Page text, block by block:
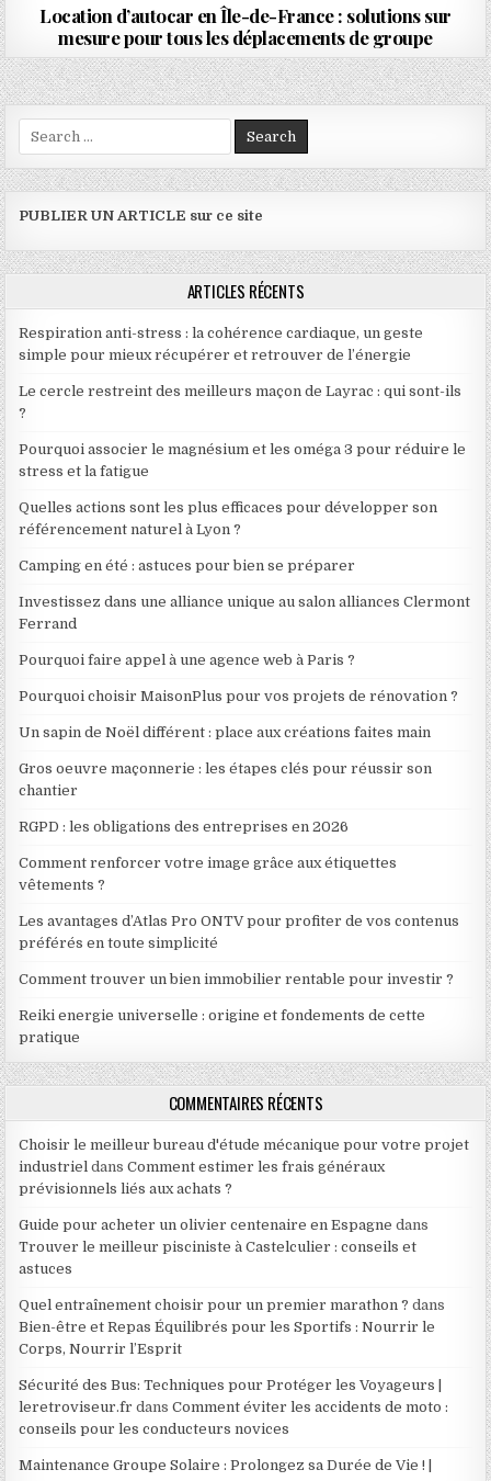
Location d’autocar en Île-de-France : solutions sur
mesure pour tous les déplacements de groupe
Search for:
PUBLIER UN ARTICLE sur ce site
ARTICLES RÉCENTS
Respiration anti-stress : la cohérence cardiaque, un geste
simple pour mieux récupérer et retrouver de l’énergie
Le cercle restreint des meilleurs maçon de Layrac : qui sont-ils
?
Pourquoi associer le magnésium et les oméga 3 pour réduire le
stress et la fatigue
Quelles actions sont les plus efficaces pour développer son
référencement naturel à Lyon ?
Camping en été : astuces pour bien se préparer
Investissez dans une alliance unique au salon alliances Clermont
Ferrand
Pourquoi faire appel à une agence web à Paris ?
Pourquoi choisir MaisonPlus pour vos projets de rénovation ?
Un sapin de Noël différent : place aux créations faites main
Gros oeuvre maçonnerie : les étapes clés pour réussir son
chantier
RGPD : les obligations des entreprises en 2026
Comment renforcer votre image grâce aux étiquettes
vêtements ?
Les avantages d’Atlas Pro ONTV pour profiter de vos contenus
préférés en toute simplicité
Comment trouver un bien immobilier rentable pour investir ?
Reiki energie universelle : origine et fondements de cette
pratique
COMMENTAIRES RÉCENTS
Choisir le meilleur bureau d'étude mécanique pour votre projet
industriel dansComment estimer les frais généraux
prévisionnels liés aux achats ?
Guide pour acheter un olivier centenaire en Espagne dans
Trouver le meilleur pisciniste à Castelculier : conseils et
astuces
Quel entraînement choisir pour un premier marathon ? dans
Bien-être et Repas Équilibrés pour les Sportifs : Nourrir le
Corps, Nourrir l’Esprit
Sécurité des Bus: Techniques pour Protéger les Voyageurs |
leretroviseur.fr dansComment éviter les accidents de moto :
conseils pour les conducteurs novices
Maintenance Groupe Solaire : Prolongez sa Durée de Vie ! |